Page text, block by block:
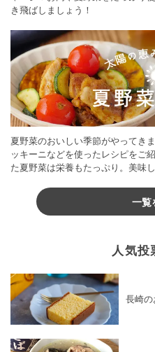
き飛ばしましょう！
夏野菜のおいしい季節がやってき
ッキーニなどを使ったレシピをご
た夏野菜は栄養もたっぷり。美味
一覧
人気投
長崎の